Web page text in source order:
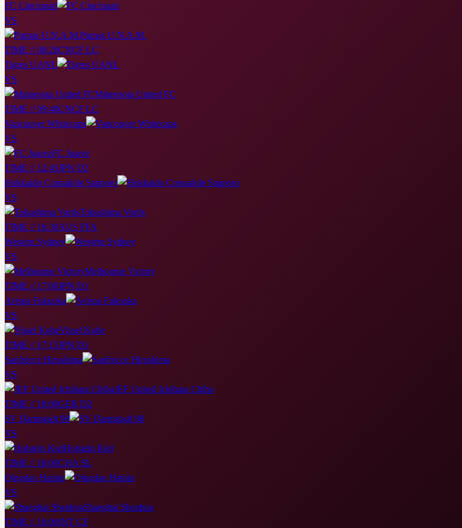
FC Cincinnati
VS
Pumas U.N.A.M.
TIME // 08:20CNCF LC
Tigres UANL
VS
Minnesota United FC
TIME // 09:40CNCF LC
Vancouver Whitecaps
VS
FC Juarez
TIME // 12:45JPN D2
Hokkaido Consadole Sapporo
VS
Tokushima Vortis
TIME // 16:30AUS FFA
Western Sydney
VS
Melbourne Victory
TIME // 17:00JPN D1
Avispa Fukuoka
VS
Vissel Kobe
TIME // 17:15JPN D1
Sanfrecce Hiroshima
VS
JEF United Ichihara Chiba
TIME // 18:00GER D2
SV Darmstadt 98
VS
Holstein Kiel
TIME // 18:00CHA SL
Qingdao Hainiu
VS
Shanghai Shenhua
TIME // 18:00INT CF